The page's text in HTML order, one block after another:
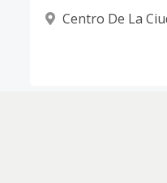
Centro De La